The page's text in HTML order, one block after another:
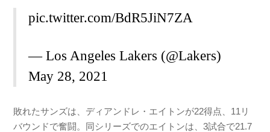
pic.twitter.com/BdR5JiN7ZA
— Los Angeles Lakers (@Lakers)
May 28, 2021
敗れたサンズは、ディアンドレ・エイトンが22得点、11リ
バウンドで奮闘。同シリーズでのエイトンは、3試合で21.7